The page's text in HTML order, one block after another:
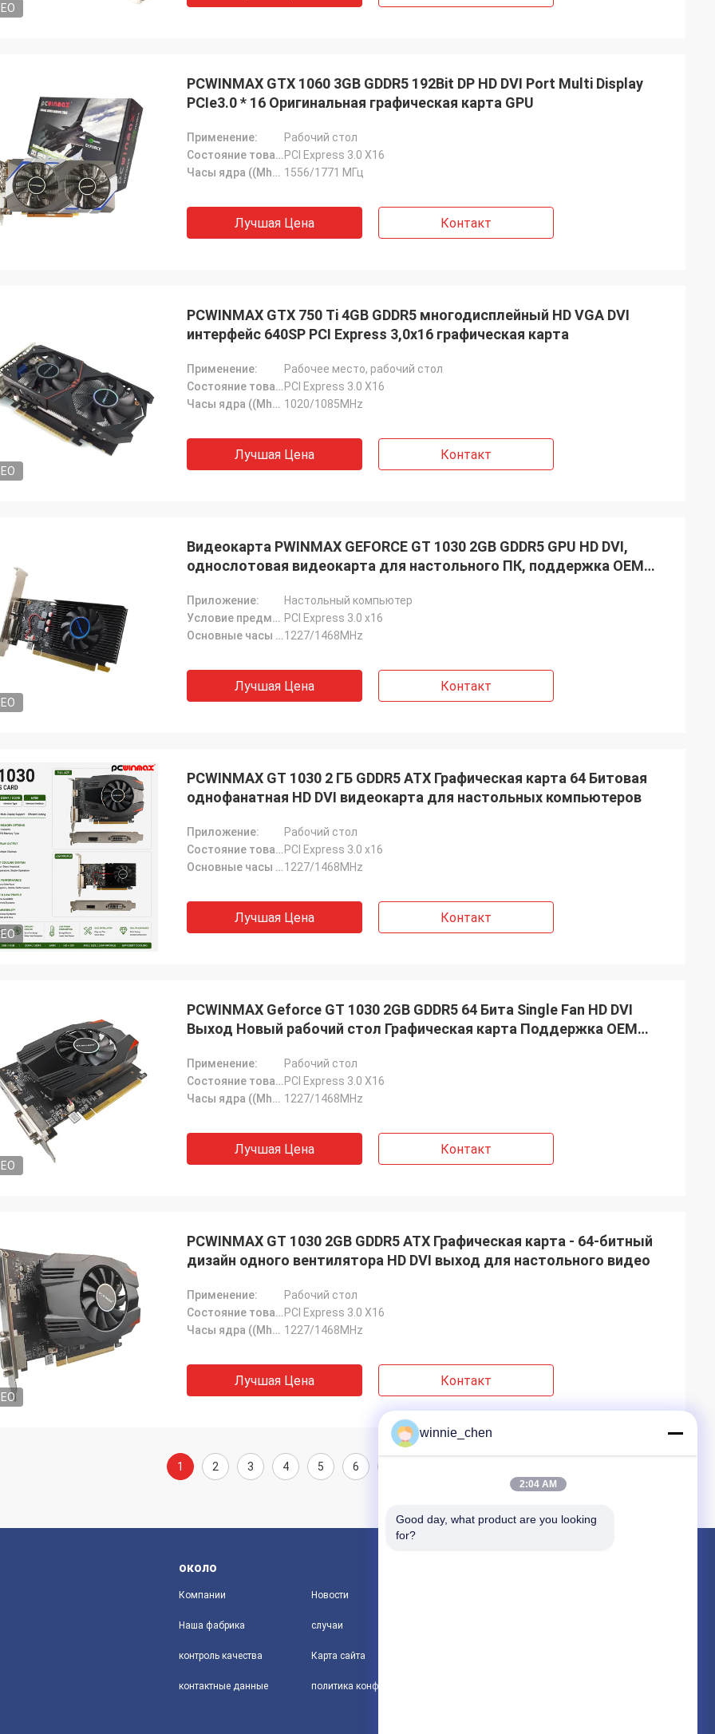
PCWINMAX GTX 1060 3GB GDDR5 192Bit DP HD DVI Port Multi Display
PCIe3.0 * 16 Оригинальная графическая карта GPU
Применение:
Рабочий стол
Состояние товара: PCI Express 3.0 X16
Часы ядра ((Mhz): 1556/1771 МГц
Лучшая Цена Контакт
PCWINMAX GTX 750 Ti 4GB GDDR5 многодисплейный HD VGA DVI
интерфейс 640SP PCI Express 3,0x16 графическая карта
Применение:
Рабочее место, рабочий стол
Состояние товара: PCI Express 3.0 X16
Часы ядра ((Mhz): 1020/1085MHz
Лучшая Цена Контакт
Видеокарта PWINMAX GEFORCE GT 1030 2GB GDDR5 GPU HD DVI,
однослотовая видеокарта для настольного ПК, поддержка OEM
Приложение:
Настольный компьютер
Условие предмета: PCI Express 3.0 x16
Основные часы (МГц):1227/1468MHz
Лучшая Цена Контакт
PCWINMAX GT 1030 2 ГБ GDDR5 ATX Графическая карта 64 Битовая
однофанатная HD DVI видеокарта для настольных компьютеров
Приложение:
Рабочий стол
Состояние товара: PCI Express 3.0 x16
Основные часы (МГц):1227/1468MHz
Лучшая Цена Контакт
PCWINMAX Geforce GT 1030 2GB GDDR5 64 Бита Single Fan HD DVI
Выход Новый рабочий стол Графическая карта Поддержка OEM
Применение:
Рабочий стол
Состояние товара: PCI Express 3.0 X16
Часы ядра ((Mhz): 1227/1468MHz
Лучшая Цена Контакт
PCWINMAX GT 1030 2GB GDDR5 ATX Графическая карта - 64-битный
дизайн одного вентилятора HD DVI выход для настольного видео
Применение:
Рабочий стол
Состояние товара: PCI Express 3.0 X16
Часы ядра ((Mhz): 1227/1468MHz
Лучшая Цена Контакт
1 2 3 4 5 6
около
Компании
Наша фабрика
контроль качества
контактные данные
Новости
случаи
Карта сайта
winnie_chen
2:04 AM
Good day, what product are you looking
for?